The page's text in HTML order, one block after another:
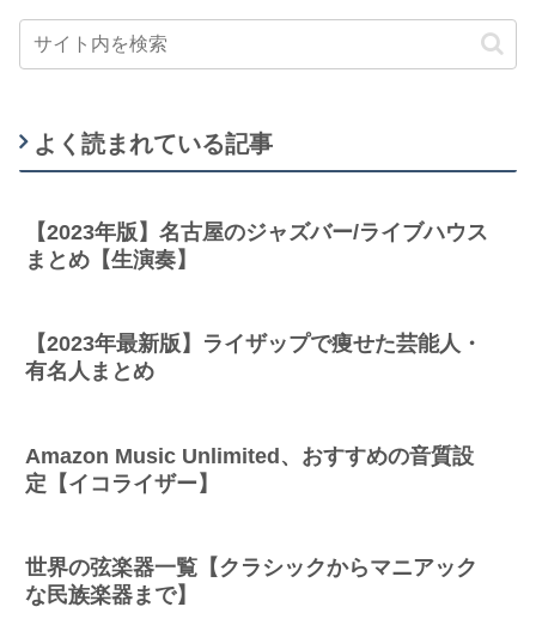
よく読まれている記事
【2023年版】名古屋のジャズバー/ライブハウス
まとめ【生演奏】
【2023年最新版】ライザップで痩せた芸能人・
有名人まとめ
Amazon Music Unlimited、おすすめの音質設
定【イコライザー】
世界の弦楽器一覧【クラシックからマニアック
な民族楽器まで】